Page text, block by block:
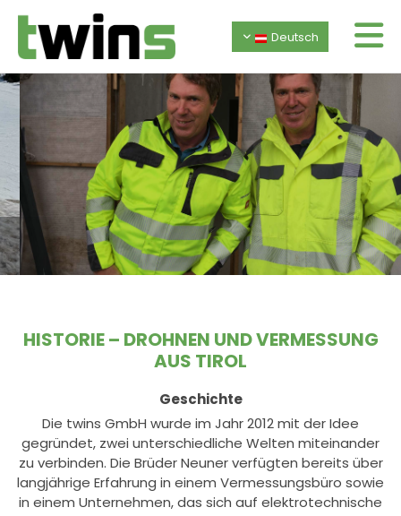
Deutsch
ÜBER UNS
HISTORIE – DROHNEN UND VERMESSUNG
AUS TIROL
Geschichte
Die twins GmbH wurde im Jahr 2012 mit der Idee
gegründet, zwei unterschiedliche Welten miteinander
zu verbinden. Die Brüder Neuner verfügten bereits über
langjährige Erfahrung in einem Vermessungsbüro sowie
in einem Unternehmen, das sich auf elektrotechnische